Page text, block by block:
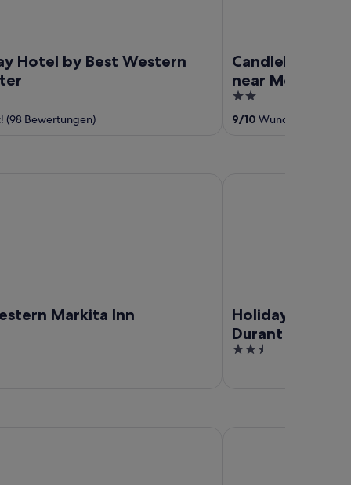
Hotel by Best Western
(98 Bewertungen)
Candlelight Inn
near McAlester
2
out
9/10 Wunderbar! (705
Markita Inn
Holiday Inn
Durant by IHG
2.5